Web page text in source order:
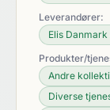
Leverandører:
Elis Danmark
Produkter/
Andre
Diverse